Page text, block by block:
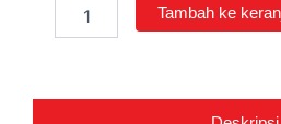
Buku
Tambah ke